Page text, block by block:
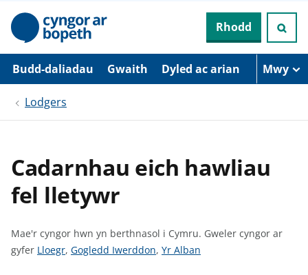
N
d
r
w
Rhodd
Budd-daliadau Gwaith Dyled ac arian Mwy
Lodgers
Cadarnhau eich hawliau
fel lletywr
Mae'r cyngor hwn yn berthnasol i Cymru. Gweler cyngor ar
gyfer G
Lloegr, G
Gogledd Iwerddon, G
Yr Alban